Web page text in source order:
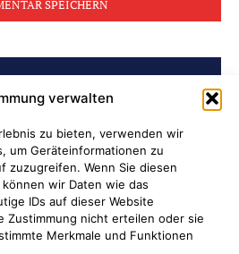
verwalten
zu bieten, verwenden wir
um Geräteinformationen zu
zuzugreifen. Wenn Sie diesen
wir Daten wie das
IDs auf dieser Website
Zustimmung nicht erteilen oder sie
Merkmale und Funktionen
der NoiseBox
präsentiert
2027